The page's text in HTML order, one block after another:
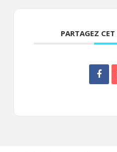
PARTAGEZ